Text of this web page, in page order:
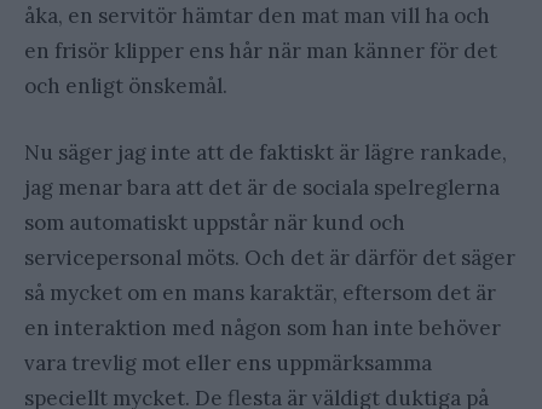
åka, en servitör hämtar den mat man vill ha och
en frisör klipper ens hår när man känner för det
och enligt önskemål.
Nu säger jag inte att de faktiskt är lägre rankade,
jag menar bara att det är de sociala spelreglerna
som automatiskt uppstår när kund och
servicepersonal möts. Och det är därför det säger
så mycket om en mans karaktär, eftersom det är
en interaktion med någon som han inte behöver
vara trevlig mot eller ens uppmärksamma
speciellt mycket. De flesta är väldigt duktiga på